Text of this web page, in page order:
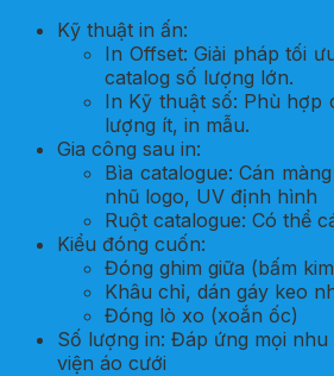
Kỹ thuật in ấn:
In Offset: Giải pháp tối
catalog số lượng lớn.
In Kỹ thuật số: Phù hợp
lượng ít, in mẫu.
Gia công sau in:
Bìa catalogue: Cán
nhũ logo, UV định hình
Ruột catalogue: Có thể
Kiểu đóng cuốn:
Đóng ghim giữa (bấm
Khâu chỉ, dán gáy keo
Đóng lò xo (xoắn ốc)
Số lượng in: Đáp ứng mọi
viện áo cưới